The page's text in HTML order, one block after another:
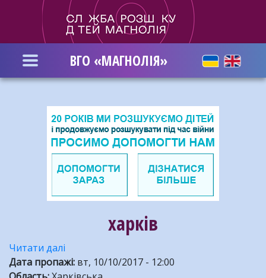
основного
ВГО «МАГНОЛІЯ»
харків
Читати далі
Знайдено
Дата пропажі: вт, 10/10/2017 - 12:00